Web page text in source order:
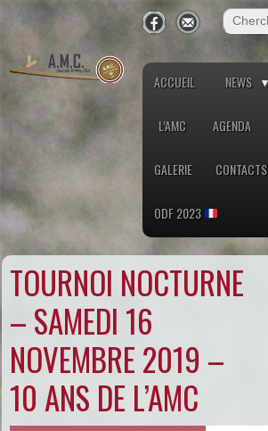
ACCUEIL NEWS
L’AMC AGENDA
GALERIE CONTACTS
ODF 2023
TOURNOI NOCTURNE
– SAMEDI 16
NOVEMBRE 2019 –
10 ANS DE L’AMC